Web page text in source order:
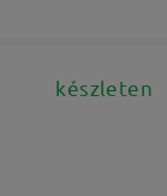
készleten